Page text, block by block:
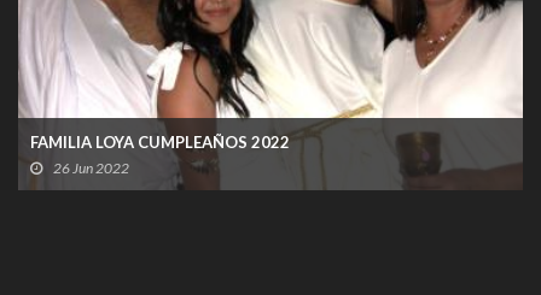
FAMILIA LOYA CUMPLEAÑOS 2022
26 Jun 2022